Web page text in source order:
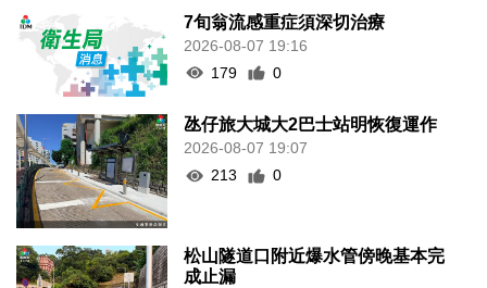
7旬翁流感重症須深切治療
2026-08-07 19:16
179
0
氹仔旅大城大2巴士站明恢復運作
2026-08-07 19:07
213
0
松山隧道口附近爆水管傍晚基本完
成止漏